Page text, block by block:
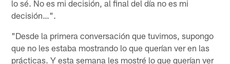
lo sé. No es mi decisión, al final del día no es mi
decisión…".
"Desde la primera conversación que tuvimos, supongo
que no les estaba mostrando lo que querían ver en las
prácticas. Y esta semana les mostré lo que querían ver